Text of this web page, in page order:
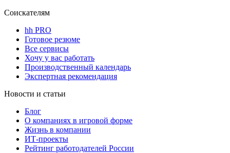
Соискателям
hh PRO
Готовое резюме
Все сервисы
Хочу у вас работать
Производственный календарь
Экспертная рекомендация
Новости и статьи
Блог
О компаниях в игровой форме
Жизнь в компании
ИТ-проекты
Рейтинг работодателей России